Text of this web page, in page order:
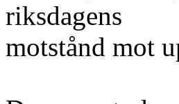
riksdagens
motstånd mot